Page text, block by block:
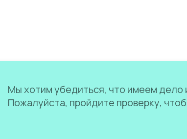
Мы хотим убедиться, что имеем дело
Пожалуйста, пройдите проверку,